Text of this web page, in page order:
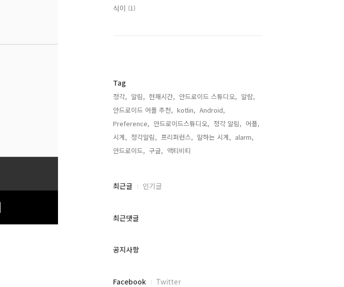
식이 (1)
Tag
정각, 알림, 현재시간, 안드로이드 스튜디오, 알람,
안드로이드 어플 추천, kotlin, Android,
Preference, 안드로이드스튜디오, 정각 알림, 어플,
시계, 정각알림, 프리퍼런스, 말하는 시계, alarm,
안드로이드, 구글, 액티비티,
최
과
글
최근글 인기글
최근댓글
공지사항
페
Facebook Twitter